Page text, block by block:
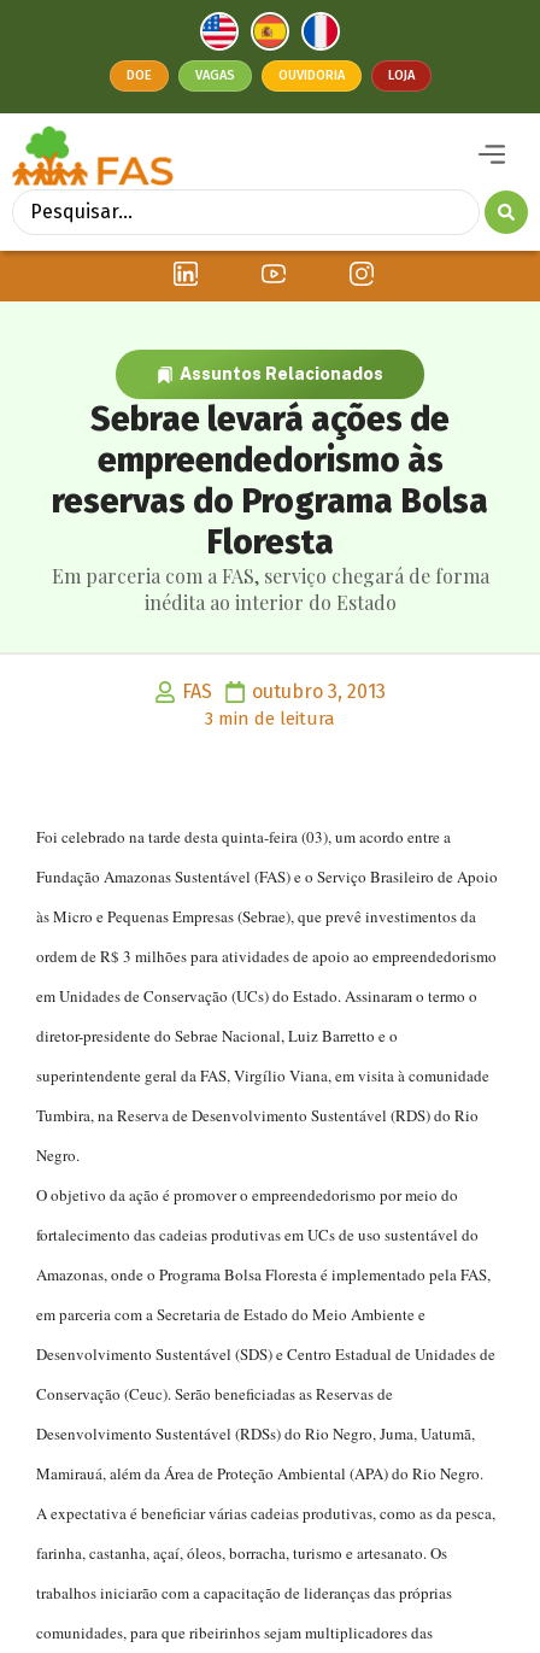
DOE VAGAS OUVIDORIA LOJA
Assuntos Relacionados
Sebrae levará ações de
empreendedorismo às
reservas do Programa Bolsa
Floresta
Em parceria com a FAS, serviço chegará de forma
inédita ao interior do Estado
FAS outubro 3, 2013
3 min de leitura
Foi celebrado na tarde desta quinta-feira (03), um acordo entre a
Fundação Amazonas Sustentável (FAS) e o Serviço Brasileiro de Apoio
às Micro e Pequenas Empresas (Sebrae), que prevê investimentos da
ordem de R$ 3 milhões para atividades de apoio ao empreendedorismo
em Unidades de Conservação (UCs) do Estado. Assinaram o termo o
diretor-presidente do Sebrae Nacional, Luiz Barretto e o
superintendente geral da FAS, Virgílio Viana, em visita à comunidade
Tumbira, na Reserva de Desenvolvimento Sustentável (RDS) do Rio
Negro.
O objetivo da ação é promover o empreendedorismo por meio do
fortalecimento das cadeias produtivas em UCs de uso sustentável do
Amazonas, onde o Programa Bolsa Floresta é implementado pela FAS,
em parceria com a Secretaria de Estado do Meio Ambiente e
Desenvolvimento Sustentável (SDS) e Centro Estadual de Unidades de
Conservação (Ceuc). Serão beneficiadas as Reservas de
Desenvolvimento Sustentável (RDSs) do Rio Negro, Juma, Uatumã,
Mamirauá, além da Área de Proteção Ambiental (APA) do Rio Negro.
A expectativa é beneficiar várias cadeias produtivas, como as da pesca,
farinha, castanha, açaí, óleos, borracha, turismo e artesanato. Os
trabalhos iniciarão com a capacitação de lideranças das próprias
comunidades, para que ribeirinhos sejam multiplicadores das